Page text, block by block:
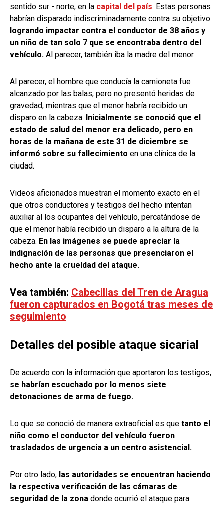
sentido sur - norte, en la capital del país. Estas personas
habrían disparado indiscriminadamente contra su objetivo
logrando impactar contra el conductor de 38 años y
un niño de tan solo 7 que se encontraba dentro del
vehículo. Al parecer, también iba la madre del menor.
Al parecer, el hombre que conducía la camioneta fue
alcanzado por las balas, pero no presentó heridas de
gravedad, mientras que el menor habría recibido un
disparo en la cabeza. Inicialmente se conoció que el
estado de salud del menor era delicado, pero en
horas de la mañana de este 31 de diciembre se
informó sobre su fallecimiento en una clínica de la
ciudad.
Videos aficionados muestran el momento exacto en el
que otros conductores y testigos del hecho intentan
auxiliar al los ocupantes del vehículo, percatándose de
que el menor había recibido un disparo a la altura de la
cabeza. En las imágenes se puede apreciar la
indignación de las personas que presenciaron el
hecho ante la crueldad del ataque.
Vea también: Cabecillas del Tren de Aragua
fueron capturados en Bogotá tras meses de
seguimiento
Detalles del posible ataque sicarial
De acuerdo con la información que aportaron los testigos,
se habrían escuchado por lo menos siete
detonaciones de arma de fuego.
Lo que se conoció de manera extraoficial es que tanto el
niño como el conductor del vehículo fueron
trasladados de urgencia a un centro asistencial.
Por otro lado, las autoridades se encuentran haciendo
la respectiva verificación de las cámaras de
seguridad de la zona donde ocurrió el ataque para